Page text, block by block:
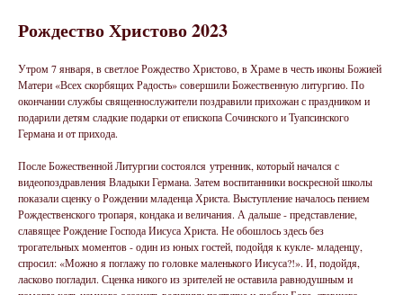
Рождество Христово 2023
Утром 7 января, в светлое Рождество Христово, в Храме в честь иконы Божией
Матери «Всех скорбящих Радость» совершили Божественную литургию. По
окончании службы священнослужители поздравили прихожан с праздником и
подарили детям сладкие подарки от епископа Сочинского и Туапсинского
Германа и от прихода.
После Божественной Литургии состоялся утренник, который начался с
видеопоздравления Владыки Германа. Затем воспитанники воскресной школы
показали сценку о Рождении младенца Христа. Выступление началось пением
Рождественского тропаря, кондака и величания. А дальше - представление,
славящее Рождение Господа Иисуса Христа. Не обошлось здесь без
трогательных моментов - один из юных гостей, подойдя к кукле- младенцу,
спросил: «Можно я поглажу по головке маленького Иисуса?!». И, подойдя,
ласково погладил. Сценка никого из зрителей не оставила равнодушным и